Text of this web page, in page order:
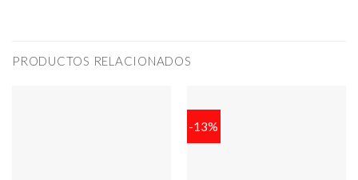
PRODUCTOS RELACIONADOS
-13%